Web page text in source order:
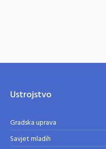
Ustrojstvo
Gradska uprava
Savjet mladih